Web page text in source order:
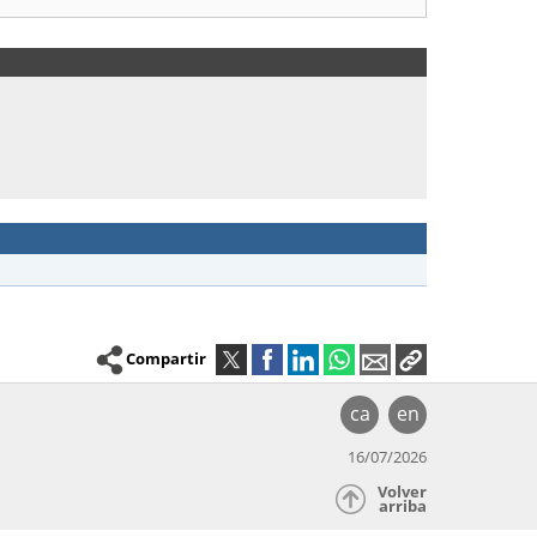
Compartir
ca en
16/07/2026
Volver
arriba